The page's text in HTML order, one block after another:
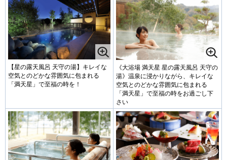
【星の露天風呂 天守の湯】キレイな
空気とのどかな雰囲気に包まれる
「満天星」で至福の時を！
《大浴場 満天星 星の露天風呂 天守の
湯》温泉に浸かりながら、キレイな
空気とのどかな雰囲気に包まれる
「満天星」で至福の時をお過ごし下
さい